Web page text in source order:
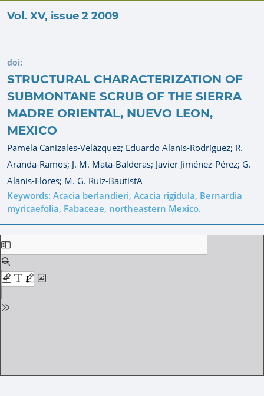
Vol. XV, issue 2 2009
doi:
STRUCTURAL CHARACTERIZATION OF
SUBMONTANE SCRUB OF THE SIERRA
MADRE ORIENTAL, NUEVO LEON,
MEXICO
Pamela Canizales-Velázquez; Eduardo Alanís-Rodríguez; R.
Aranda-Ramos; J. M. Mata-Balderas; Javier Jiménez-Pérez; G.
Alanís-Flores; M. G. Ruiz-BautistA
Keywords: Acacia berlandieri, Acacia rigidula, Bernardia
myricaefolia, Fabaceae, northeastern Mexico.